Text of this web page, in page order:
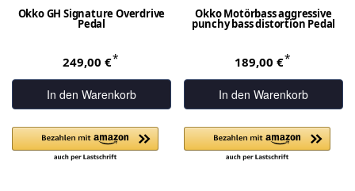
Okko GH Signature Overdrive
Pedal
249,00 €*
In den Warenkorb
Okko Motörbass aggressive
punchy bass distortion Pedal
189,00 €*
In den Warenkorb